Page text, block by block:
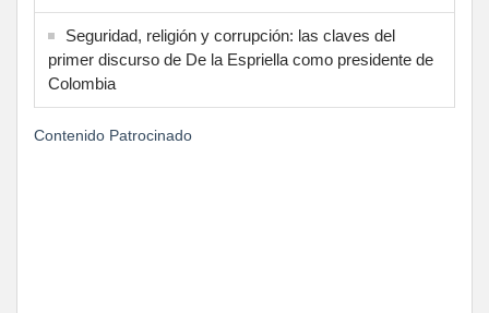
Seguridad, religión y corrupción: las claves del
primer discurso de De la Espriella como presidente de
Colombia
Contenido Patrocinado